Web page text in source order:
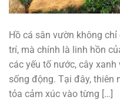
Hồ cá sân vườn không
trí, mà chính là linh hồn
các yếu tố nước, cây
sống động. Tại đây, thiên
tỏa cảm xúc vào từng […]